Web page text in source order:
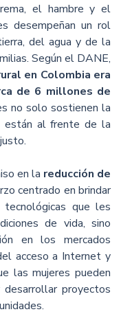
el hambre y el
desempeñan un rol
del agua y de la
Según el DANE,
en Colombia era
de 6 millones de
no solo sostienen la
están al frente de la
en la reducción de
centrado en brindar
tecnológicas que les
de vida, sino
en los mercados
acceso a Internet y
las mujeres pueden
proyectos